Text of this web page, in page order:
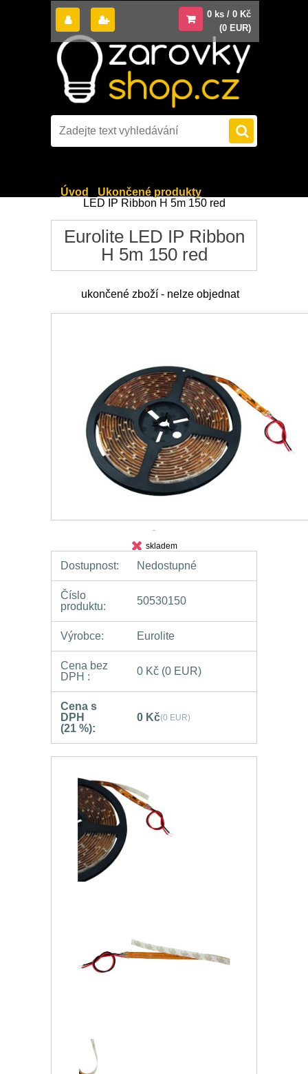
0 ks / 0 Kč
(0 EUR)
Úvod Ukončené produkty»
LED IP Ribbon H 5m 150 red
Eurolite LED IP Ribbon
H 5m 150 red
ukončené zboží - nelze objednat
skladem
Dostupnost: Nedostupné
Číslo
produktu:
50530150
Výrobce: Eurolite
Cena bez
DPH :
0 Kč (0 EUR)
Cena s
DPH
(21 %):
0 Kč(0 EUR)